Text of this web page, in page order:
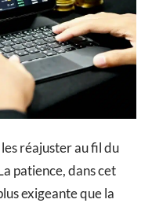
réajuster au fil du
patience, dans cet
exigeante que la